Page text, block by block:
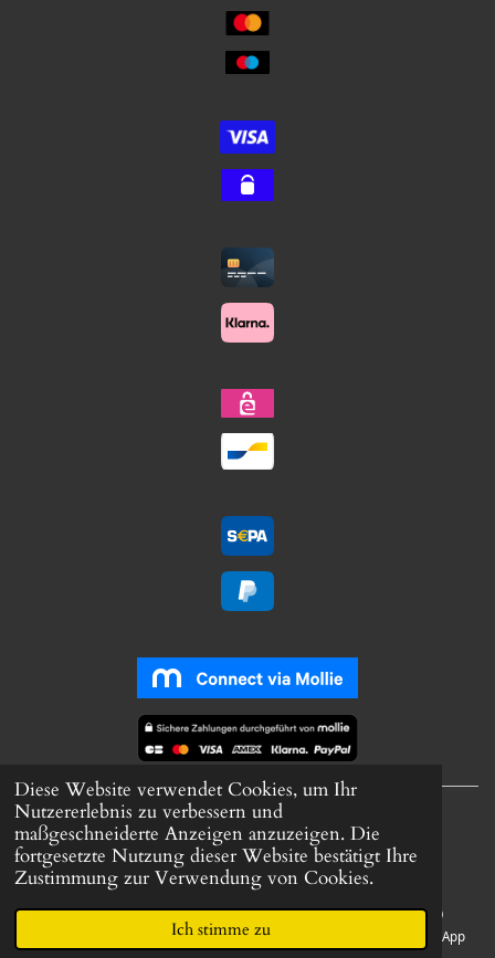
Diese Website verwendet Cookies, um Ihr
Nutzererlebnis zu verbessern und
maßgeschneiderte Anzeigen anzuzeigen. Die
fortgesetzte Nutzung dieser Website bestätigt Ihre
Zustimmung zur Verwendung von Cookies.
Ich stimme zu
© 2023 Healthy Lifestyle & Fitness Produkte
Mit Unterstützung vonWebador
Telefon Karte WhatsApp